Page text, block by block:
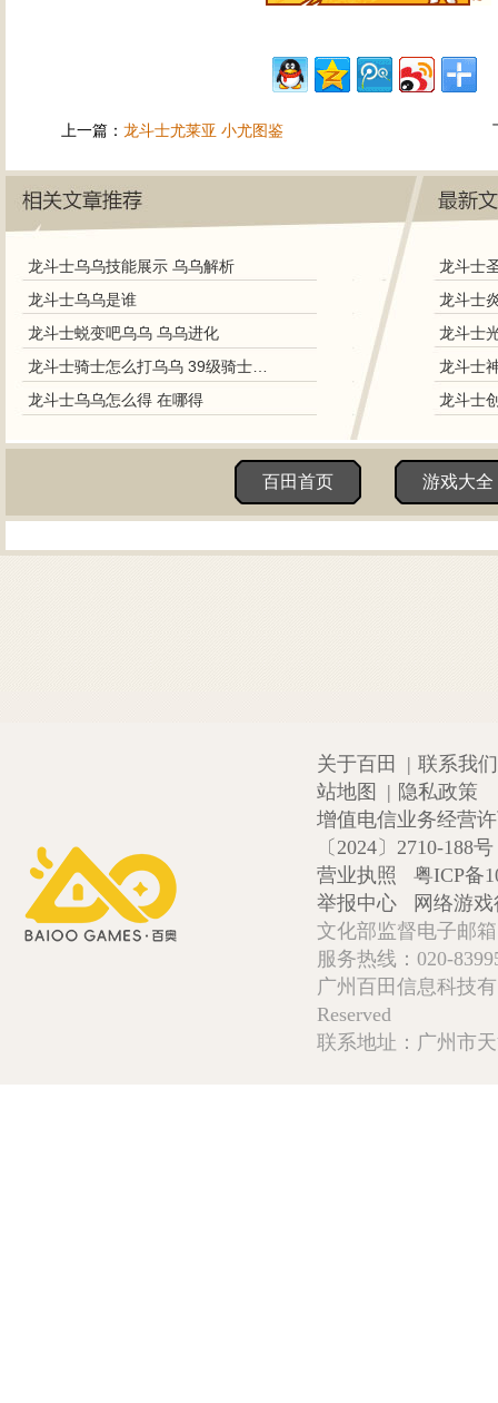
上一篇： 龙斗士尤莱亚 小尤图鉴
龙斗士乌乌技能展示 乌乌解析
龙斗士乌乌是谁
龙斗士蜕变吧乌乌 乌乌进化
龙斗士骑士怎么打乌乌 39级骑士打乌乌
龙斗士乌乌怎么得 在哪得
百田首页 游戏大全
关于百田 | 联系我们
站地图
| 隐私政策
增值电信业务经营
〔2024〕2710-188号
营业执照
粤ICP备
举报中心
网络游
文化部监督电子邮
服务热线：020-
广州百田信息科技
Reserved
联系地址：广州市